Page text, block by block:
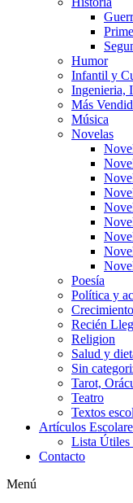
Humor
Infantil y
Ingenieria,
Más
Música
Novelas
Poesía
Política y
Recién
Religion
Salud y
Sin
Tarot,
Teatro
Textos
Artículos
Lista Útiles
Contacto
Menú